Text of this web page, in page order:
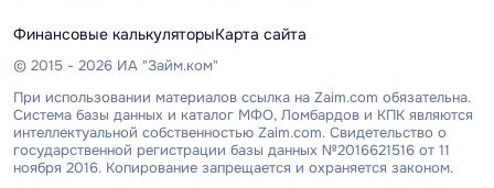
Финансовые калькуляторыКарта сайта
© 2015 - 2026 ИА "Займ.ком"
При использовании материалов ссылка на Zaim.com обязательна.
Система базы данных и каталог МФО, Ломбардов и КПК являются
интеллектуальной собственностью Zaim.com. Свидетельство о
государственной регистрации базы данных №2016621516 от 11
ноября 2016. Копирование запрещается и охраняется законом.